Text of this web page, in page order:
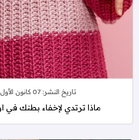
تاريخ النشر:07 كانون الأول, 2025
ماذا ترتدي لإخفاء بطنك في